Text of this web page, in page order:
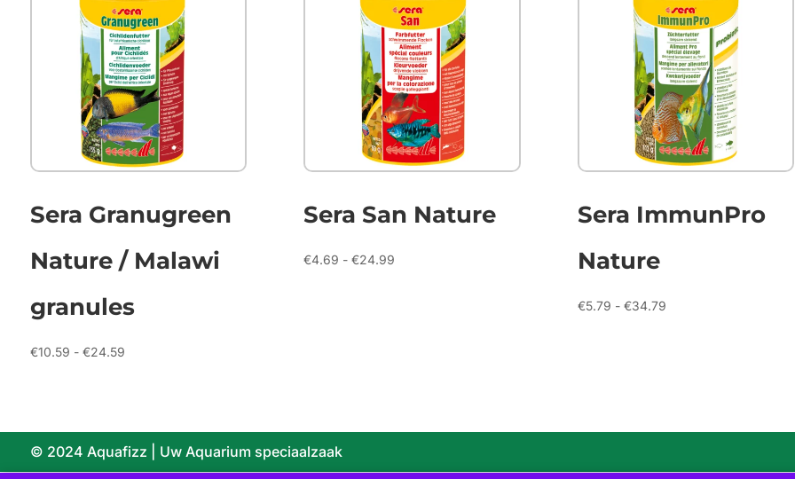
Sera Granugreen
Nature / Malawi
granules
€10.59 - €24.59Prijsklasse:
Sera San Nature
€4.69 - €24.99
Sera ImmunPro
Nature
€5.79 - €34.79
© 2024 Aquafizz | Uw Aquarium speciaalzaak